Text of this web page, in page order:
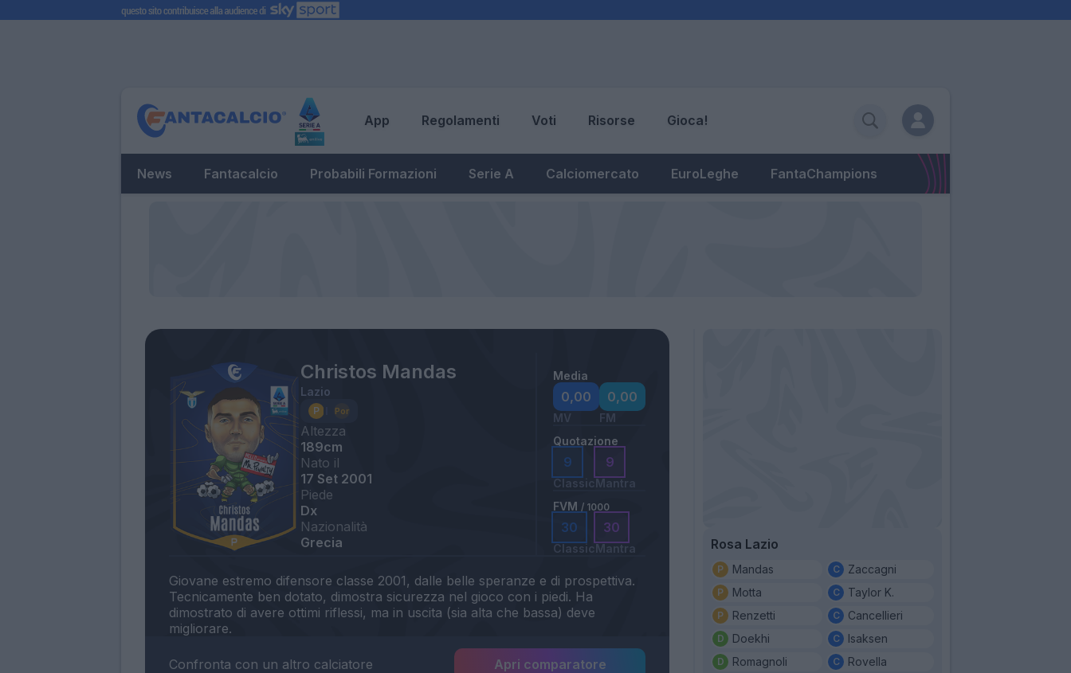
App Regolamenti Voti Risorse Gioca!
News Fantacalcio Probabili Formazioni Serie A Calciomercato EuroLeghe FantaChampions
Christos Mandas
Lazio
Altezza
189cm
Nato il
17 Set 2001
Piede
Dx
Nazionalità
Grecia
Media
0,00
MV
0,00
FM
Quotazione
9
Classic
9
Mantra
FVM / 1000
30
Classic
30
Mantra
Giovane estremo difensore classe 2001, dalle belle speranze e di prospettiva.
Tecnicamente ben dotato, dimostra sicurezza nel gioco con i piedi. Ha
dimostrato di avere ottimi riflessi, ma in uscita (sia alta che bassa) deve
Confronta con un altro calciatore Apri comparatore
Rosa Lazio
Mandas
Motta
Renzetti
Doekhi
Romagnoli
Zaccagni
Taylor K.
Cancellieri
Isaksen
Rovella